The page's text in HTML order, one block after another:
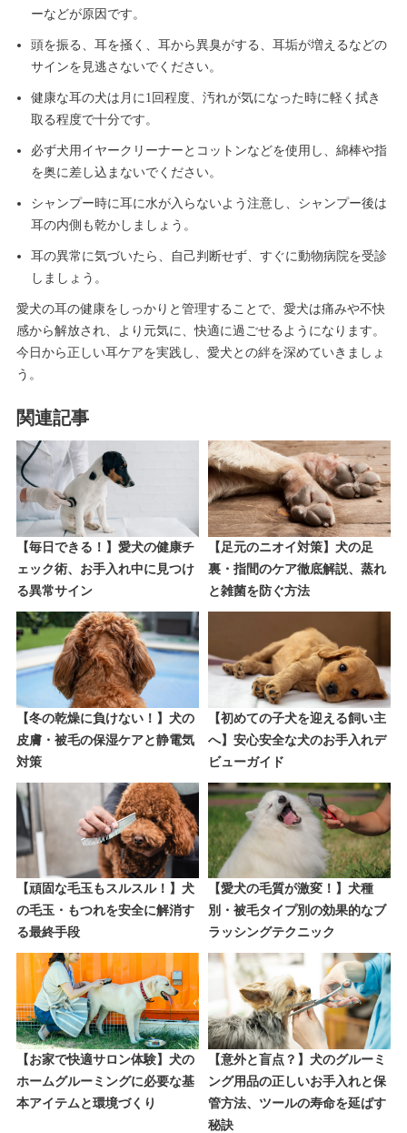
ーなどが原因です。
頭を振る、耳を掻く、耳から異臭がする、耳垢が増えるなどの
サインを見逃さないでください。
健康な耳の犬は月に1回程度、汚れが気になった時に軽く拭き
取る程度で十分です。
必ず犬用イヤークリーナーとコットンなどを使用し、綿棒や指
を奥に差し込まないでください。
シャンプー時に耳に水が入らないよう注意し、シャンプー後は
耳の内側も乾かしましょう。
耳の異常に気づいたら、自己判断せず、すぐに動物病院を受診
しましょう。
愛犬の耳の健康をしっかりと管理することで、愛犬は痛みや不快
感から解放され、より元気に、快適に過ごせるようになります。
今日から正しい耳ケアを実践し、愛犬との絆を深めていきましょ
う。
関連記事
【毎日できる！】愛犬の健康チ
ェック術、お手入れ中に見つけ
る異常サイン
【足元のニオイ対策】犬の足
裏・指間のケア徹底解説、蒸れ
と雑菌を防ぐ方法
【冬の乾燥に負けない！】犬の
皮膚・被毛の保湿ケアと静電気
対策
【初めての子犬を迎える飼い主
へ】安心安全な犬のお手入れデ
ビューガイド
【頑固な毛玉もスルスル！】犬
の毛玉・もつれを安全に解消す
る最終手段
【愛犬の毛質が激変！】犬種
別・被毛タイプ別の効果的なブ
ラッシングテクニック
【お家で快適サロン体験】犬の
ホームグルーミングに必要な基
本アイテムと環境づくり
【意外と盲点？】犬のグルーミ
ング用品の正しいお手入れと保
管方法、ツールの寿命を延ばす
秘訣